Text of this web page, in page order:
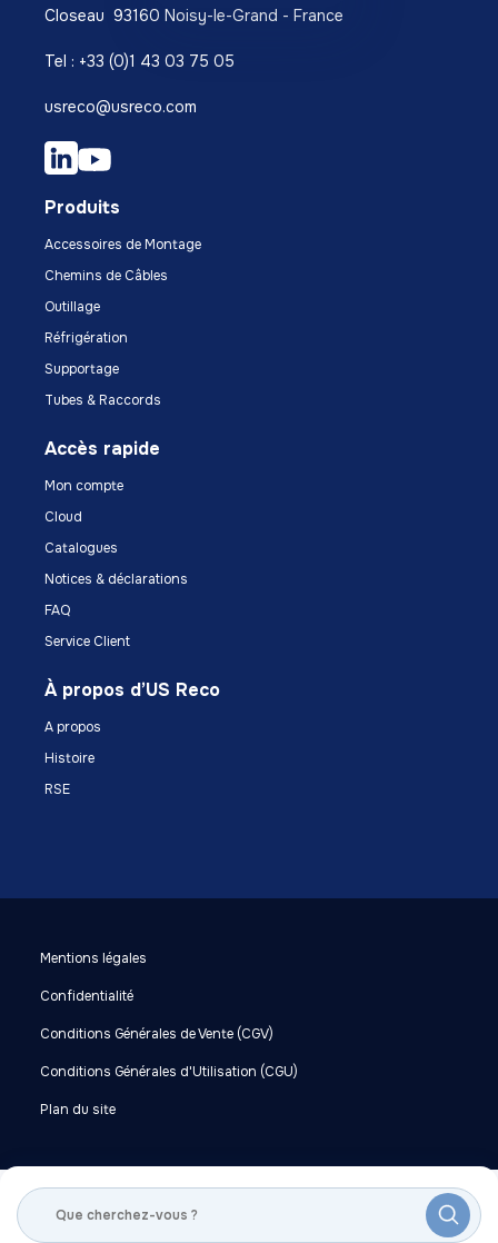
Closeau 93160 Noisy-le-Grand - France
Tel : +33 (0)1 43 03 75 05
usreco@usreco.com
Produits
Accessoires de Montage
Chemins de Câbles
Outillage
Réfrigération
Supportage
Tubes & Raccords
Accès rapide
Mon compte
Cloud
Catalogues
Notices & déclarations
FAQ
Service Client
À propos d’US Reco
A propos
Histoire
RSE
Mentions légales
Confidentialité
Conditions Générales de Vente (CGV)
Conditions Générales d'Utilisation (CGU)
Plan du site